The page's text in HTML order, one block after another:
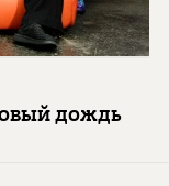
дождь